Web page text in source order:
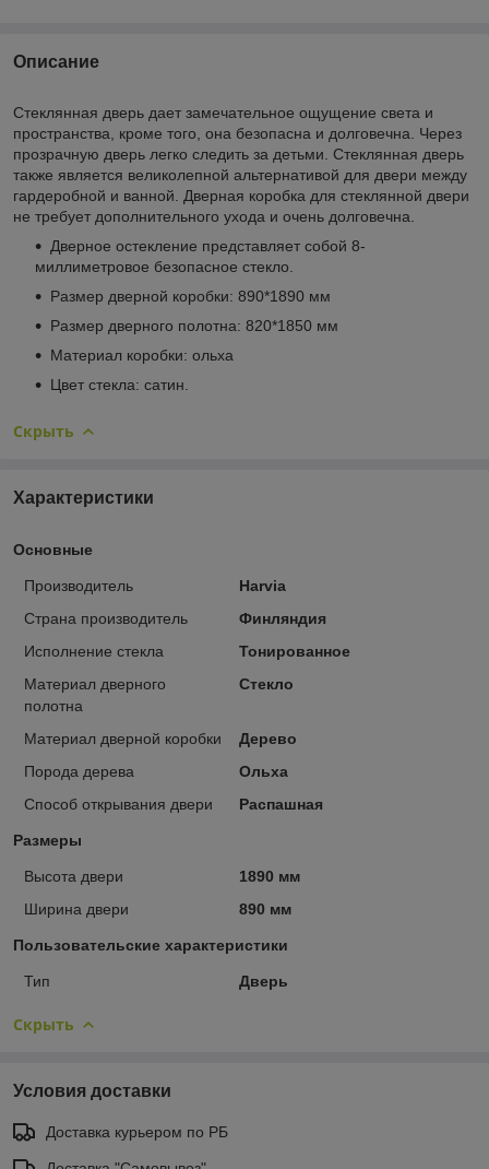
Описание
Стеклянная дверь дает замечательное ощущение света и
пространства, кроме того, она безопасна и долговечна. Через
прозрачную дверь легко следить за детьми. Стеклянная дверь
также является великолепной альтернативой для двери между
гардеробной и ванной. Дверная коробка для стеклянной двери
не требует дополнительного ухода и очень долговечна.
Дверное остекление представляет собой 8-
миллиметровое безопасное стекло.
Размер дверной коробки: 890*1890 мм
Размер дверного полотна: 820*1850 мм
Материал коробки: ольха
Цвет стекла: сатин.
Скрыть
Характеристики
Основные
Производитель
Harvia
Страна производитель
Финляндия
Исполнение стекла
Тонированное
Материал дверного
полотна
Стекло
Материал дверной коробки
Дерево
Порода дерева
Ольха
Способ открывания двери
Распашная
Размеры
Высота двери
1890 мм
Ширина двери
890 мм
Пользовательские характеристики
Тип Дверь
Скрыть
Условия доставки
Доставка курьером по РБ